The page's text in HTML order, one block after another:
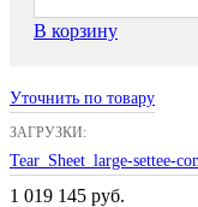
В корзину
Уточнить по товару
ЗАГРУЗКИ:
Tear_Sheet_large-settee-
1 019 145 руб.